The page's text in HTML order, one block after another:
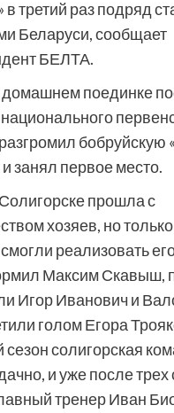
третий раз подряд
Беларуси, сообщает
БЕЛТА.
поединке
бобруйскую
занял первое место.
прошла с
хозяев, но
реализовать
Максим Скавыш,
Игор Иванович и
голом Егора
солигорская
и уже после
тренер Иван